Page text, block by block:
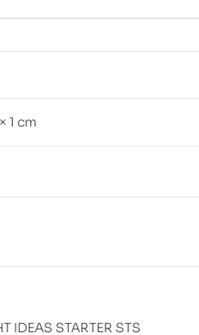
1 cm